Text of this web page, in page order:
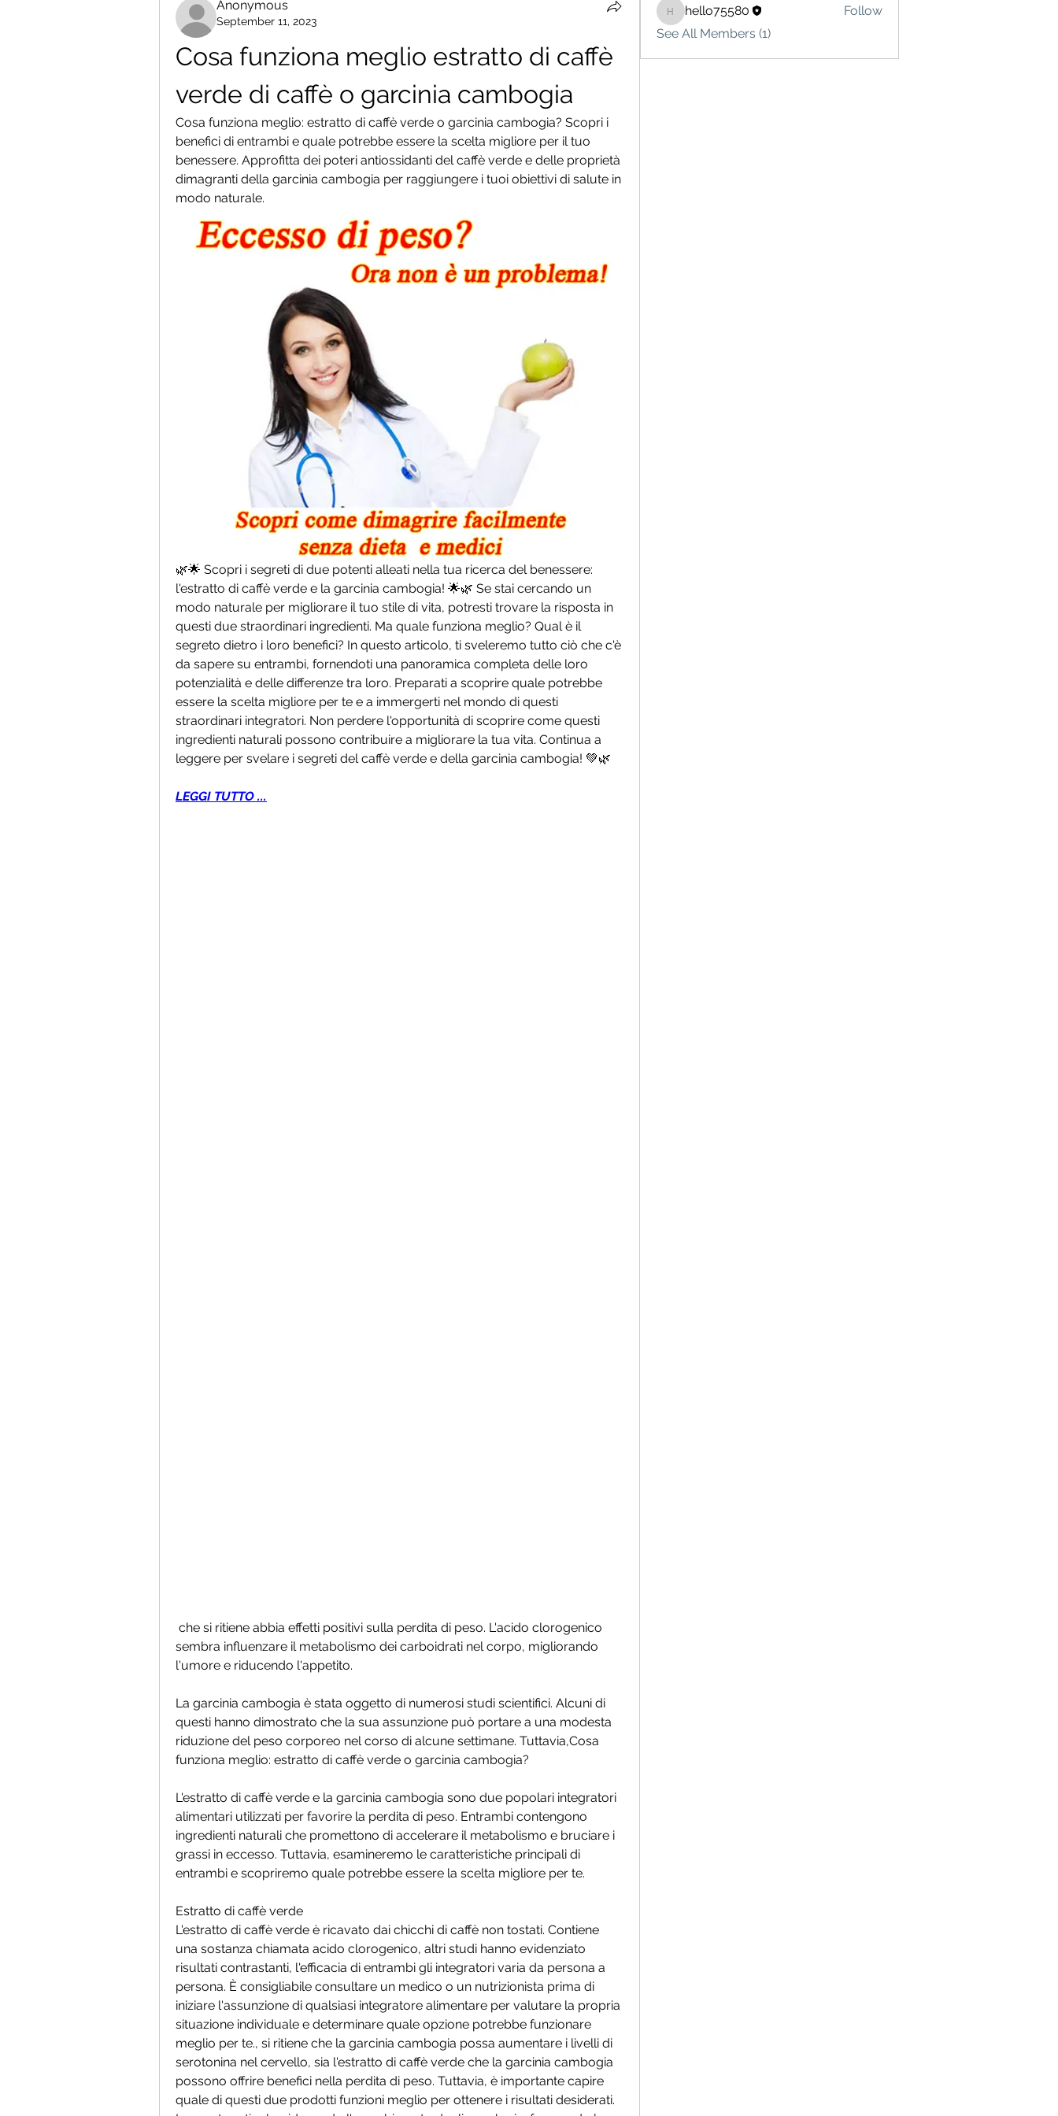
Anonymous
September 11, 2023
Cosa funziona meglio estratto di caffè
verde di caffè o garcinia cambogia
Cosa funziona meglio: estratto di caffè verde o garcinia cambogia? Scopri i
benefici di entrambi e quale potrebbe essere la scelta migliore per il tuo
benessere. Approfitta dei poteri antiossidanti del caffè verde e delle proprietà
dimagranti della garcinia cambogia per raggiungere i tuoi obiettivi di salute in
modo naturale.
🌿🌟 Scopri i segreti di due potenti alleati nella tua ricerca del benessere:
l'estratto di caffè verde e la garcinia cambogia! 🌟🌿 Se stai cercando un
modo naturale per migliorare il tuo stile di vita, potresti trovare la risposta in
questi due straordinari ingredienti. Ma quale funziona meglio? Qual è il
segreto dietro i loro benefici? In questo articolo, ti sveleremo tutto ciò che c'è
da sapere su entrambi, fornendoti una panoramica completa delle loro
potenzialità e delle differenze tra loro. Preparati a scoprire quale potrebbe
essere la scelta migliore per te e a immergerti nel mondo di questi
straordinari integratori. Non perdere l'opportunità di scoprire come questi
ingredienti naturali possono contribuire a migliorare la tua vita. Continua a
leggere per svelare i segreti del caffè verde e della garcinia cambogia! 💚🌿
LEGGI TUTTO ...
sembra influenzare il metabolismo dei carboidrati nel corpo, migliorando
l'umore e riducendo l'appetito.
La garcinia cambogia è stata oggetto di numerosi studi scientifici. Alcuni di
questi hanno dimostrato che la sua assunzione può portare a una modesta
riduzione del peso corporeo nel corso di alcune settimane. Tuttavia,Cosa
funziona meglio: estratto di caffè verde o garcinia cambogia?
L'estratto di caffè verde e la garcinia cambogia sono due popolari integratori
alimentari utilizzati per favorire la perdita di peso. Entrambi contengono
ingredienti naturali che promettono di accelerare il metabolismo e bruciare i
grassi in eccesso. Tuttavia, esamineremo le caratteristiche principali di
entrambi e scopriremo quale potrebbe essere la scelta migliore per te.
Estratto di caffè verde
L'estratto di caffè verde è ricavato dai chicchi di caffè non tostati. Contiene
una sostanza chiamata acido clorogenico, altri studi hanno evidenziato
risultati contrastanti, l'efficacia di entrambi gli integratori varia da persona a
persona. È consigliabile consultare un medico o un nutrizionista prima di
iniziare l'assunzione di qualsiasi integratore alimentare per valutare la propria
situazione individuale e determinare quale opzione potrebbe funzionare
meglio per te., si ritiene che la garcinia cambogia possa aumentare i livelli di
serotonina nel cervello, sia l'estratto di caffè verde che la garcinia cambogia
possono offrire benefici nella perdita di peso. Tuttavia, è importante capire
quale di questi due prodotti funzioni meglio per ottenere i risultati desiderati.
hello75580
hello75580
Follow
See All Members (1)